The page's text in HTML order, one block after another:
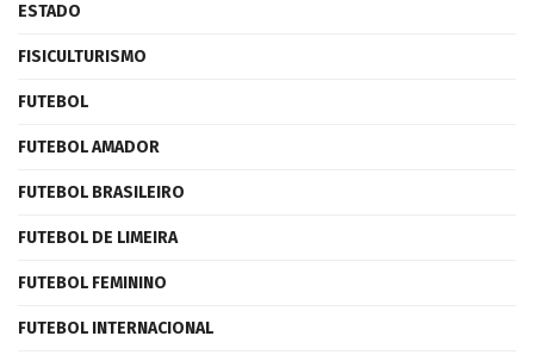
ESTADO
FISICULTURISMO
FUTEBOL
FUTEBOL AMADOR
FUTEBOL BRASILEIRO
FUTEBOL DE LIMEIRA
FUTEBOL FEMININO
FUTEBOL INTERNACIONAL